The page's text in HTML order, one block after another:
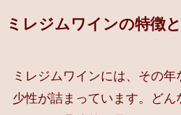
ミレジムワインの特徴
ミレジムワインには、その
少性が詰まっています。どん